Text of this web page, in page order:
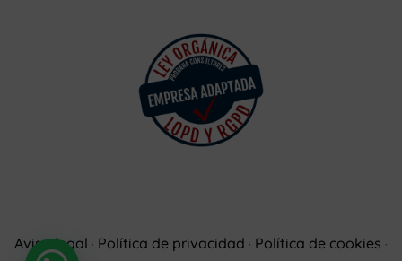
Aviso legal · Política de privacidad · Política de cookies ·